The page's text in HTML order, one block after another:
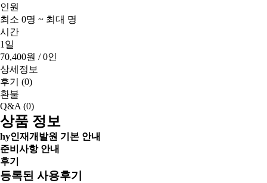
인원
최소 0명 ~ 최대 명
시간
1일
70,400원 / 0인
상세정보
후기 (0)
환불
Q&A (0)
상품 정보
hy인재개발원 기본 안내
준비사항 안내
후기
등록된 사용후기